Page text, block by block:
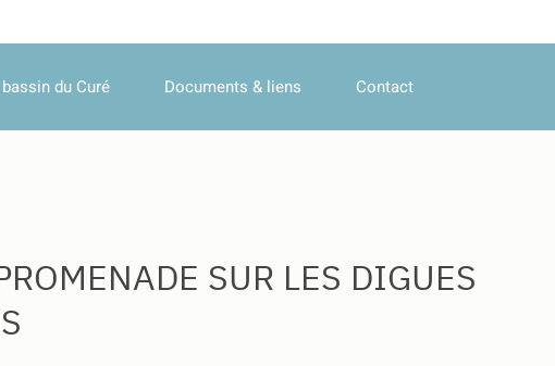
du Curé Documents & liens Contact
SUR LES DIGUES